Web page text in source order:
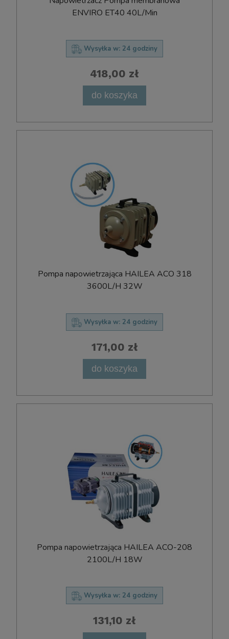
ENVIRO ET40 40L/Min
Wysyłka w: 24 godziny
418,00 zł
do koszyka
Pompa napowietrzająca HAILEA ACO 318
3600L/H 32W
Wysyłka w: 24 godziny
171,00 zł
do koszyka
Pompa napowietrzająca HAILEA ACO-208
2100L/H 18W
Wysyłka w: 24 godziny
131,10 zł